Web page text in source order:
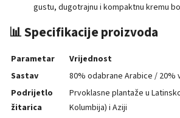
gustu, dugotrajnu i kompaktnu kremu
📊 Specifikacije proizvoda
Parametar
Vrijednost
Sastav
80% odabrane Arabice / 20%
Podrijetlo
žitarica
Prvoklasne plantaže u
Kolumbija) i Aziji